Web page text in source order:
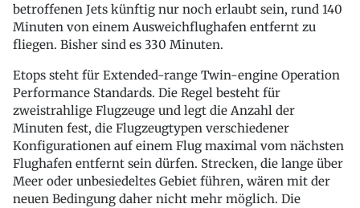
betroffenen Jets künftig nur noch erlaubt sein, rund 140
Minuten von einem Ausweichflughafen entfernt zu
fliegen. Bisher sind es 330 Minuten.
Etops steht für Extended-range Twin-engine Operation
Performance Standards. Die Regel besteht für
zweistrahlige Flugzeuge und legt die Anzahl der
Minuten fest, die Flugzeugtypen verschiedener
Konfigurationen auf einem Flug maximal vom nächsten
Flughafen entfernt sein dürfen. Strecken, die lange über
Meer oder unbesiedeltes Gebiet führen, wären mit der
neuen Bedingung daher nicht mehr möglich. Die